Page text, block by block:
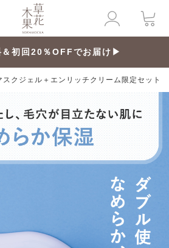
＆初回20％OFFでお届け▶
スクジェル＋エンリッチクリーム限定セット